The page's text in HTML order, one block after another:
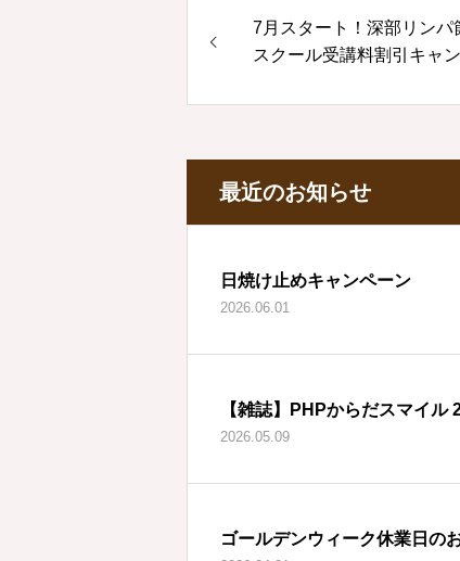
7月スタート！深部リンパ
スクール受講料割引キャ
最近のお知らせ
日焼け止めキャンペーン
2026.06.01
【雑誌】PHPからだスマイル
2026.05.09
ゴールデンウィーク休業日の